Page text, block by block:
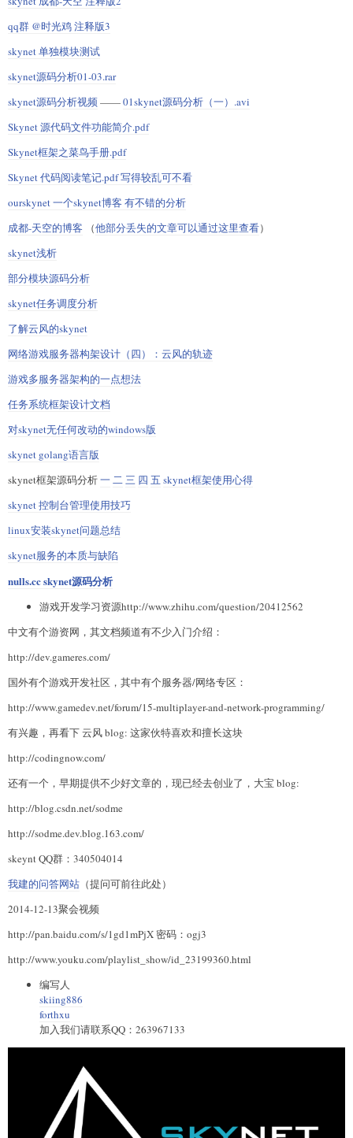
qq群 @时光鸡 注释版3
skynet 单独模块测试
skynet源码分析01-03.rar
skynet源码分析视频——01skynet源码分析（一）.avi
Skynet 源代码文件功能简介.pdf
Skynet框架之菜鸟手册.pdf
Skynet 代码阅读笔记.pdf 写得较乱可不看
ourskynet 一个skynet博客 有不错的分析
成都-天空的博客 （他部分丢失的文章可以通过这里查看）
skynet浅析
部分模块源码分析
skynet任务调度分析
了解云风的skynet
网络游戏服务器构架设计（四）：云风的轨迹
游戏多服务器架构的一点想法
任务系统框架设计文档
对skynet无任何改动的windows版
skynet golang语言版
skynet框架源码分析一 二三 四 五 skynet框架使用心得
skynet 控制台管理使用技巧
linux安装skynet问题总结
skynet服务的本质与缺陷
nulls.cc skynet源码分析
游戏开发学习资源http://www.zhihu.com/question/20412562
中文有个游资网，其文档频道有不少入门介绍：
http://dev.gameres.com/
国外有个游戏开发社区，其中有个服务器/网络专区：
http://www.gamedev.net/forum/15-multiplayer-and-network-programming/
有兴趣，再看下 云风 blog: 这家伙特喜欢和擅长这块
http://codingnow.com/
还有一个，早期提供不少好文章的，现已经去创业了，大宝 blog:
http://blog.csdn.net/sodme
http://sodme.dev.blog.163.com/
skeynt QQ群：340504014
我建的问答网站 （提问可前往此处）
2014-12-13聚会视频
http://pan.baidu.com/s/1gd1mPjX 密码：ogj3
http://www.youku.com/playlist_show/id_23199360.html
编写人
skiing886
forthxu
加入我们请联系QQ：263967133